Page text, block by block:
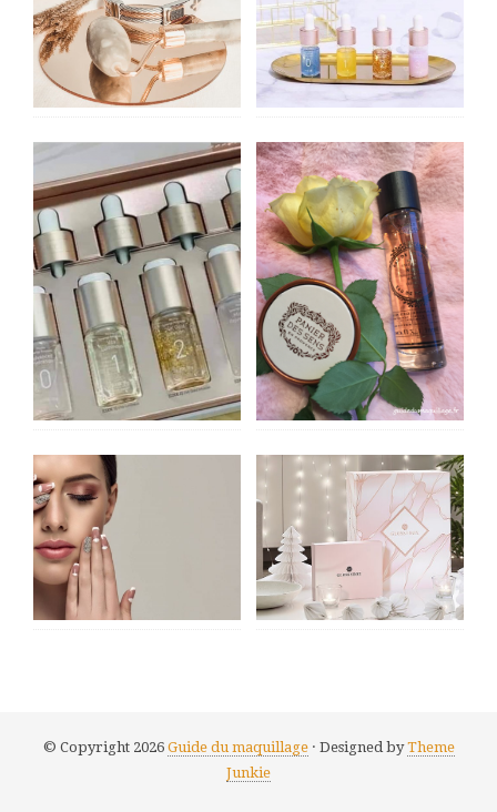
© Copyright 2026 Guide du maquillage· Designed byTheme
Junkie